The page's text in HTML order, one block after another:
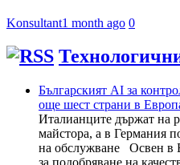
Konsultant1 month ago 0
Българският AI за
още шест страни в
Италианците държат на
майстора, а в Германия
на обслужване Освен в